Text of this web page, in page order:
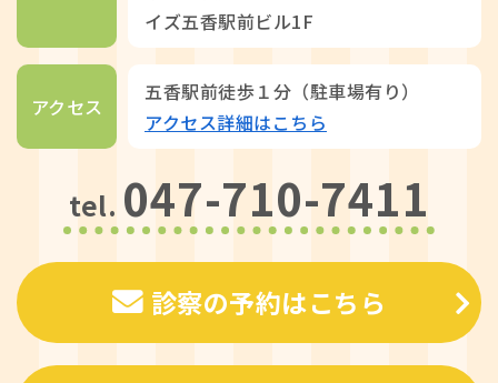
イズ五香駅前ビル1F
アクセス
五香駅前徒歩１分（駐車場有り）
アクセス詳細はこちら
tel. 047-710-7411
診察の予約はこちら